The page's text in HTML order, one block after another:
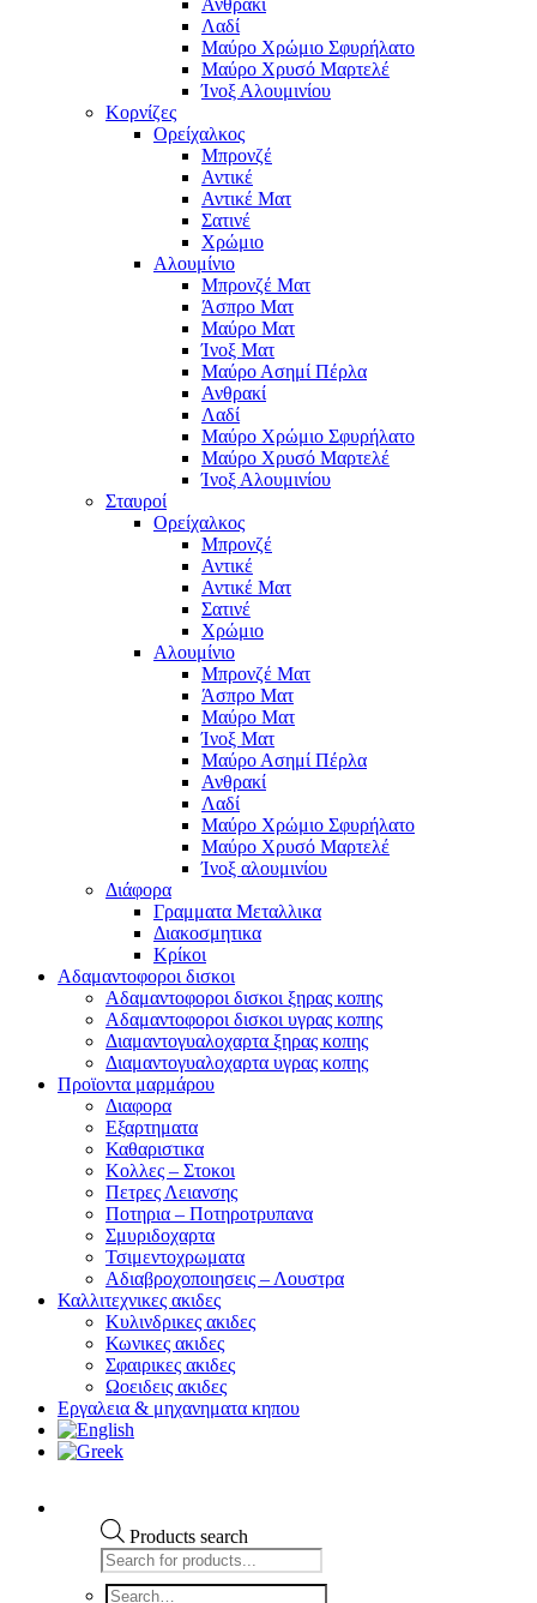
Ανθρακί
Λαδί
Μαύρο Χρώμιο Σφυρήλατο
Μαύρο Χρυσό Μαρτελέ
Ίνοξ Αλουμινίου
Κορνίζες
Ορείχαλκος
Μπρονζέ
Αντικέ
Αντικέ Ματ
Σατινέ
Χρώμιο
Αλουμίνιο
Μπρονζέ Ματ
Άσπρο Ματ
Μαύρο Ματ
Ίνοξ Ματ
Μαύρο Ασημί Πέρλα
Ανθρακί
Λαδί
Μαύρο Χρώμιο Σφυρήλατο
Μαύρο Χρυσό Μαρτελέ
Ίνοξ Αλουμινίου
Σταυροί
Ορείχαλκος
Μπρονζέ
Αντικέ
Αντικέ Ματ
Σατινέ
Χρώμιο
Αλουμίνιο
Μπρονζέ Ματ
Άσπρο Ματ
Μαύρο Ματ
Ίνοξ Ματ
Μαύρο Ασημί Πέρλα
Ανθρακί
Λαδί
Μαύρο Χρώμιο Σφυρήλατο
Μαύρο Χρυσό Μαρτελέ
Ίνοξ αλουμινίου
Διάφορα
Γραμματα Μεταλλικα
Διακοσμητικα
Κρίκοι
Αδαμαντοφοροι δισκοι
Αδαμαντοφοροι δισκοι ξηρας κοπης
Αδαμαντοφοροι δισκοι υγρας κοπης
Διαμαντογυαλοχαρτα ξηρας κοπης
Διαμαντογυαλοχαρτα υγρας κοπης
Προϊοντα μαρμάρου
Διαφορα
Εξαρτηματα
Καθαριστικα
Κολλες – Στοκοι
Πετρες Λειανσης
Ποτηρια – Ποτηροτρυπανα
Σμυριδοχαρτα
Τσιμεντοχρωματα
Αδιαβροχοποιησεις – Λουστρα
Καλλιτεχνικες ακιδες
Κυλινδρικες ακιδες
Κωνικες ακιδες
Σφαιρικες ακιδες
Ωοειδεις ακιδες
Εργαλεια & μηχανηματα κηπου
Products search